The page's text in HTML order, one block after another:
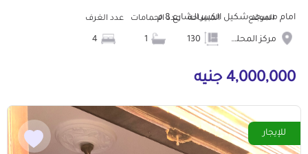
امام مسجد شكيل الكبير الشارع 8 م...
الموقع
مركز المحله الكبرى
المساحة عدد الحمامات عدد الغرف
4,000,000 جنيه
للإيجار